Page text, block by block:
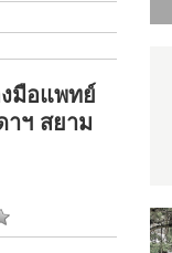
มือแพทย์
ฯ สยาม